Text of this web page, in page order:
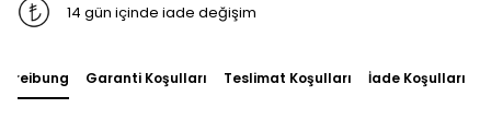
14 gün içinde iade değişim
Garanti Koşulları Teslimat Koşulları İade Koşulları